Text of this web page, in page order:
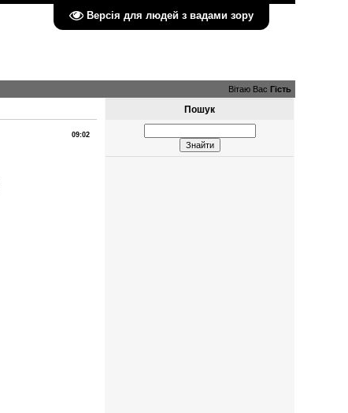
Версія для людей з вадами зору
Вітаю Вас Гість
09:02
Пошук